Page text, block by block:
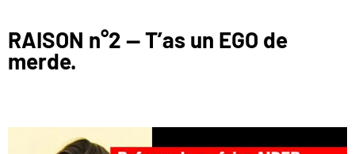
RAISON n°2 — T’as un EGO de
merde.